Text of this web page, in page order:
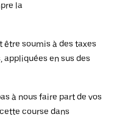
la
soumis à des taxes
en sus des
à nous faire part de vos
course dans